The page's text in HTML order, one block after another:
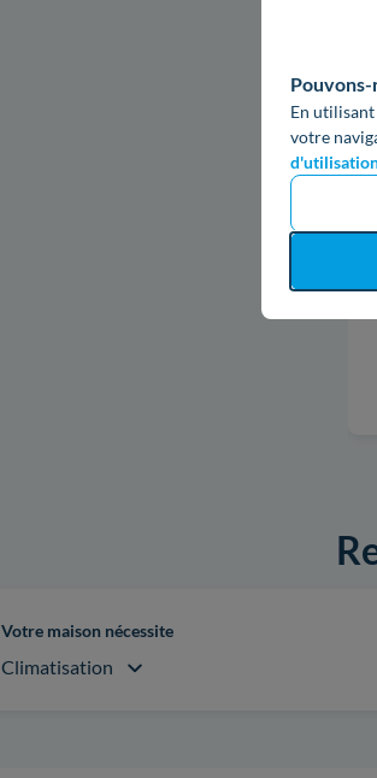
Pouvons-
En
votre
Votre maison nécessite
Climatisation